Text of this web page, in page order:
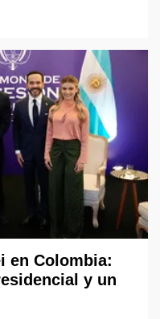
en Colombia:
y un